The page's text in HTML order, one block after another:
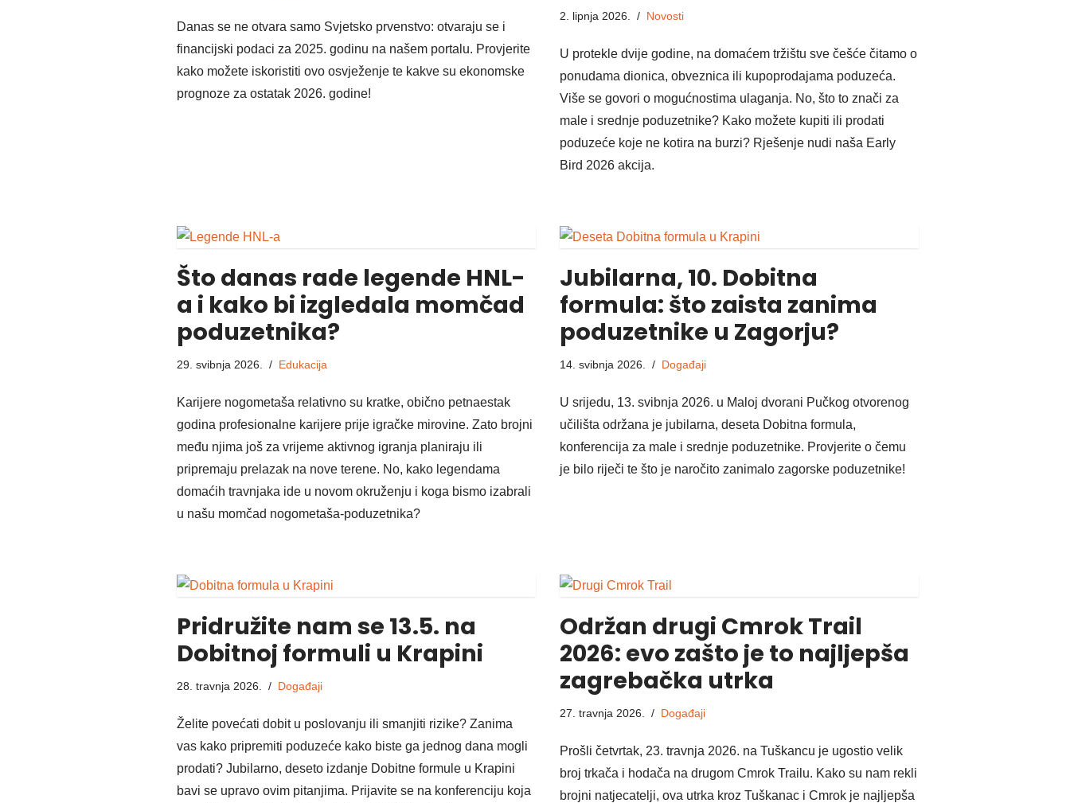
Danas se ne otvara samo Svjetsko prvenstvo: otvaraju se i
financijski podaci za 2025. godinu na našem portalu. Provjerite
kako možete iskoristiti ovo osvježenje te kakve su ekonomske
prognoze za ostatak 2026. godine!
2. lipnja 2026. Novosti
U protekle dvije godine, na domaćem tržištu sve češće čitamo o
ponudama dionica, obveznica ili kupoprodajama poduzeća.
Više se govori o mogućnostima ulaganja. No, što to znači za
male i srednje poduzetnike? Kako možete kupiti ili prodati
poduzeće koje ne kotira na burzi? Rješenje nudi naša Early
Bird 2026 akcija.
Što danas rade legende HNL-
a i kako bi izgledala momčad
poduzetnika?
29. svibnja 2026. Edukacija
Karijere nogometaša relativno su kratke, obično petnaestak
godina profesionalne karijere prije igračke mirovine. Zato brojni
među njima još za vrijeme aktivnog igranja planiraju ili
pripremaju prelazak na nove terene. No, kako legendama
domaćih travnjaka ide u novom okruženju i koga bismo izabrali
u našu momčad nogometaša-poduzetnika?
Jubilarna, 10. Dobitna
formula: što zaista zanima
poduzetnike u Zagorju?
14. svibnja 2026. Događaji
U srijedu, 13. svibnja 2026. u Maloj dvorani Pučkog otvorenog
učilišta održana je jubilarna, deseta Dobitna formula,
konferencija za male i srednje poduzetnike. Provjerite o čemu
je bilo riječi te što je naročito zanimalo zagorske poduzetnike!
Pridružite nam se 13.5. na
Dobitnoj formuli u Krapini
28. travnja 2026. Događaji
Želite povećati dobit u poslovanju ili smanjiti rizike? Zanima
vas kako pripremiti poduzeće kako biste ga jednog dana mogli
prodati? Jubilarno, deseto izdanje Dobitne formule u Krapini
bavi se upravo ovim pitanjima. Prijavite se na konferenciju koja
Održan drugi Cmrok Trail
2026: evo zašto je to najljepša
zagrebačka utrka
27. travnja 2026. Događaji
Prošli četvrtak, 23. travnja 2026. na Tuškancu je ugostio velik
broj trkača i hodača na drugom Cmrok Trailu. Kako su nam rekli
brojni natjecatelji, ova utrka kroz Tuškanac i Cmrok je najljepša